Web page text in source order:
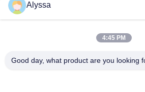
VOLLVO CAST IRON GEAR PUMP VOE
PENGGANTI ASLI
VOLLVO CAST IRON GEAR PUMP VOE
Alyssa
4:45 PM
Good day, what product are you looking